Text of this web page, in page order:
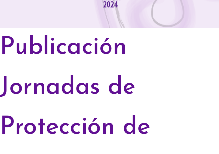
Publicación
Jornadas de
Protección de